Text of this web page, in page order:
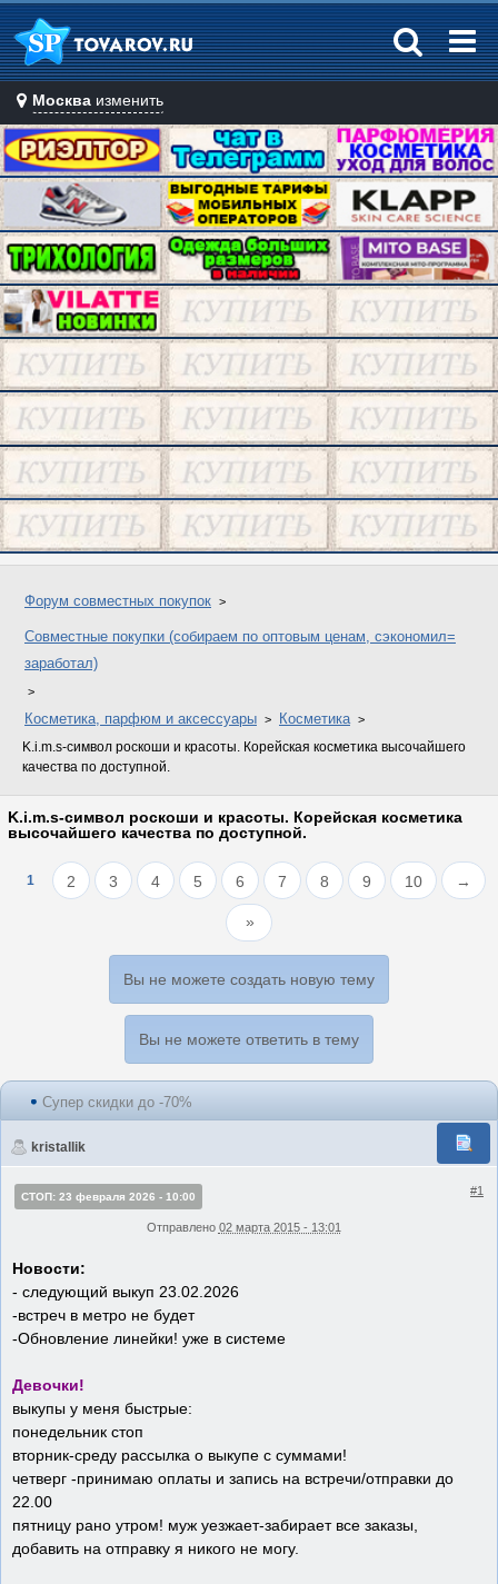
Москва изменить
Форум совместных покупок
Совместные покупки (собираем по оптовым ценам, сэкономил=
заработал)
Косметика, парфюм и аксессуары Косметика
K.i.m.s-символ роскоши и красоты. Корейская косметика высочайшего
качества по доступной.
K.i.m.s-символ роскоши и красоты. Корейская косметика
высочайшего качества по доступной.
1 2 3 4 5 6 7 8 9 10 →
Вы не можете создать новую тему
Вы не можете ответить в тему
Супер скидки до -70%
kristallik
#1
СТОП: 23 февраля 2026 - 10:00
Отправлено 02 марта 2015 - 13:01
Новости:
- следующий выкуп 23.02.2026
-встреч в метро не будет
-Обновление линейки! уже в системе
Девочки!
выкупы у меня быстрые:
понедельник стоп
вторник-среду рассылка о выкупе с суммами!
четверг -принимаю оплаты и запись на встречи/отправки до
22.00
пятницу рано утром! муж уезжает-забирает все заказы,
добавить на отправку я никого не могу.